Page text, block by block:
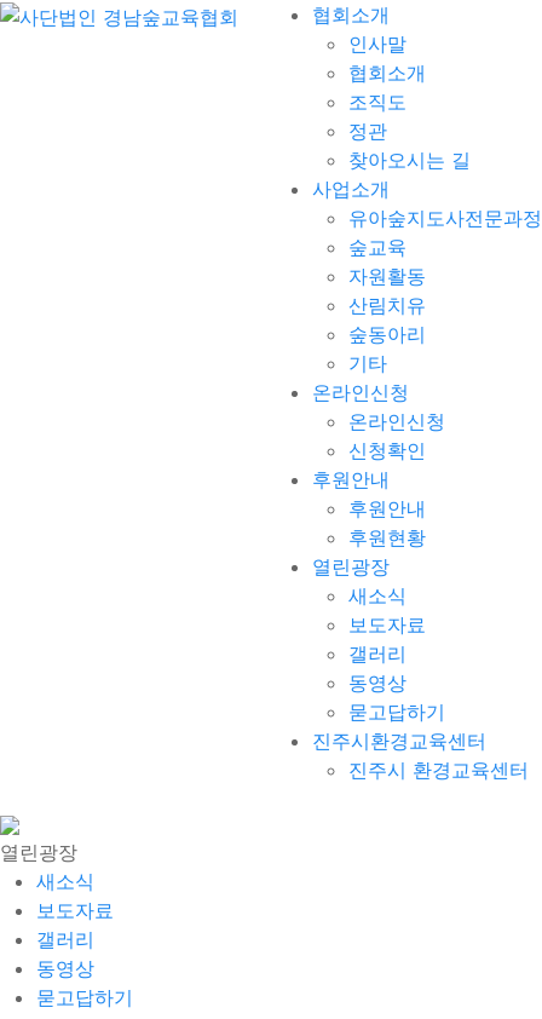
협회소개
인사말
협회소개
조직도
정관
찾아오시는 길
사업소개
유아숲지도사전문과정
숲교육
자원활동
산림치유
숲동아리
기타
온라인신청
온라인신청
신청확인
후원안내
후원안내
후원현황
열린광장
새소식
보도자료
갤러리
동영상
묻고답하기
진주시환경교육센터
진주시 환경교육센터
열린광장
새소식
보도자료
갤러리
동영상
묻고답하기